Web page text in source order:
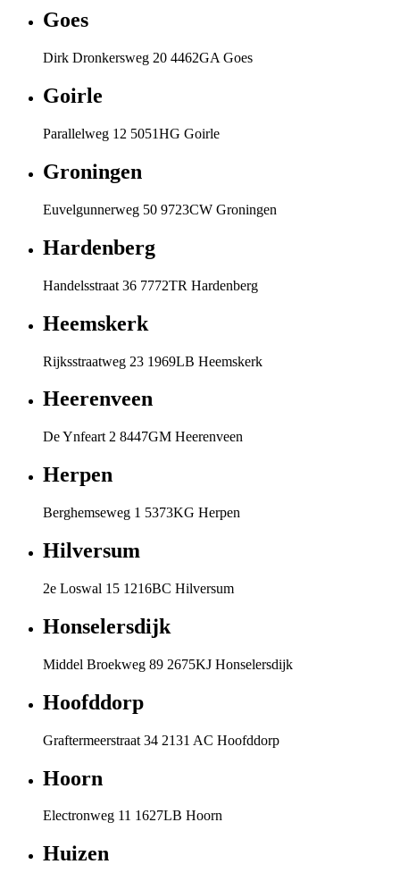
Goes
Dirk Dronkersweg 20 4462GA Goes
Goirle
Parallelweg 12 5051HG Goirle
Groningen
Euvelgunnerweg 50 9723CW Groningen
Hardenberg
Handelsstraat 36 7772TR Hardenberg
Heemskerk
Rijksstraatweg 23 1969LB Heemskerk
Heerenveen
De Ynfeart 2 8447GM Heerenveen
Herpen
Berghemseweg 1 5373KG Herpen
Hilversum
2e Loswal 15 1216BC Hilversum
Honselersdijk
Middel Broekweg 89 2675KJ Honselersdijk
Hoofddorp
Graftermeerstraat 34 2131 AC Hoofddorp
Hoorn
Electronweg 11 1627LB Hoorn
Huizen